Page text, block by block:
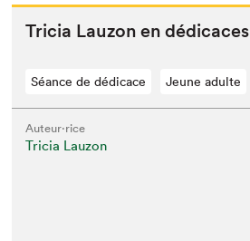
Tri­cia Lau­zon en dédicaces
Séance de dédicace Jeune adulte
Auteur·rice
Tricia Lauzon